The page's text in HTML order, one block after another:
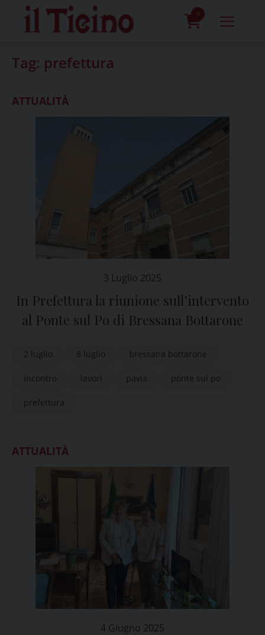
content
0
Tag: prefettura
ATTUALITÀ
3 Luglio 2025
In Prefettura la riunione sull’intervento
al Ponte sul Po di Bressana Bottarone
2 luglio 8 luglio bressana bottarone
incontro lavori pavia ponte sul po
prefettura
ATTUALITÀ
4 Giugno 2025